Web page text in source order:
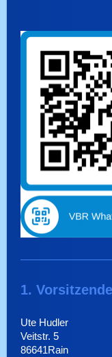
1. Vorsitzende
Ute Hudler
Veitstr. 5
86641Rain